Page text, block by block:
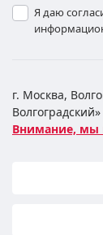
Я даю
г. Москва,
Волгоградский»
Внимание, мы